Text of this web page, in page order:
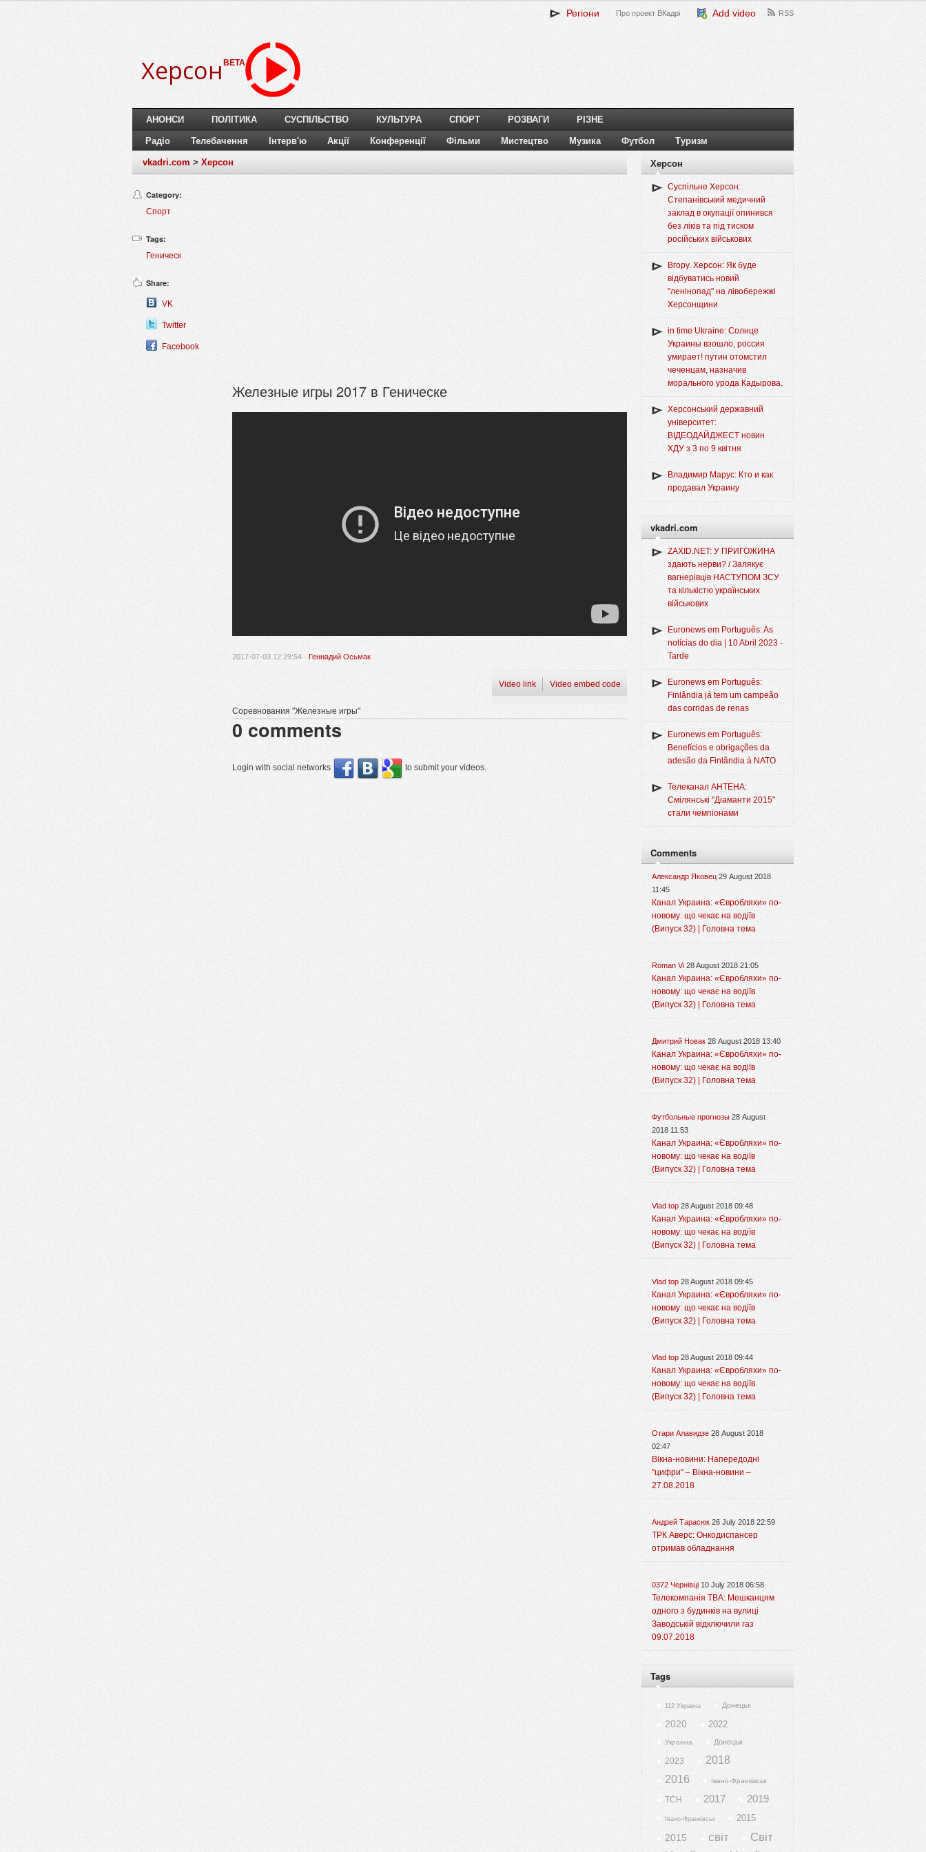
Регіони Про проект ВКадрі Add video RSS
Херсон BETA
АНОНСИ ПОЛІТИКА СУСПІЛЬСТВО КУЛЬТУРА СПОРТ РОЗВАГИ РІЗНЕ
Радіо Телебачення Інтерв'ю Акції Конференції Фільми Мистецтво Музика Футбол Туризм
vkadri.com > Херсон
Category:
Спорт
Tags:
Геническ
Share:
VK
Twitter
Facebook
Железные игры 2017 в Геническе
2017-07-03 12:29:54 · Геннадий Осьмак
Video link Video embed code
Соревнования "Железные игры"
0 comments
Login with social networks to submit your videos.
Херсон
Суспільне Херсон:
Степанівський медичний
заклад в окупації опинився
без ліків та під тиском
російських військових
Вгору. Херсон: Як буде
відбуватись новий
"ленінопад" на лівобережжі
Херсонщини
in time Ukraine: Солнце
Украины взошло, россия
умирает! путин отомстил
чеченцам, назначив
морального урода Кадырова.
Херсонський державний
університет:
ВІДЕОДАЙДЖЕСТ новин
ХДУ з 3 по 9 квітня
Владимир Марус: Кто и как
продавал Украину
vkadri.com
ZAXID.NET: У ПРИГОЖИНА
здають нерви? / Залякує
вагнерівців НАСТУПОМ ЗСУ
та кількістю українських
військових
Euronews em Português: As
notícias do dia | 10 Abril 2023 -
Tarde
Euronews em Português:
Finlândia já tem um campeão
das corridas de renas
Euronews em Português:
Benefícios e obrigações da
adesão da Finlândia à NATO
Телеканал АНТЕНА:
Смілянські "Діаманти 2015"
стали чемпіонами
Comments
Александр Яковец 29 August 2018
11:45
Канал Украина: «Євробляхи» по-
новому: що чекає на водіїв
(Випуск 32) | Головна тема
Roman Vi 28 August 2018 21:05
Канал Украина: «Євробляхи» по-
новому: що чекає на водіїв
(Випуск 32) | Головна тема
Дмитрий Новак 28 August 2018 13:40
Канал Украина: «Євробляхи» по-
новому: що чекає на водіїв
(Випуск 32) | Головна тема
Футбольные прогнозы 28 August
2018 11:53
Канал Украина: «Євробляхи» по-
новому: що чекає на водіїв
(Випуск 32) | Головна тема
Vlad top 28 August 2018 09:48
Канал Украина: «Євробляхи» по-
новому: що чекає на водіїв
(Випуск 32) | Головна тема
Vlad top 28 August 2018 09:45
Канал Украина: «Євробляхи» по-
новому: що чекає на водіїв
(Випуск 32) | Головна тема
Vlad top 28 August 2018 09:44
Канал Украина: «Євробляхи» по-
новому: що чекає на водіїв
(Випуск 32) | Головна тема
Отари Алавидзе 28 August 2018
02:47
Вікна-новини: Напередодні
"цифри" – Вікна-новини –
27.08.2018
Андрей Тарасюк 26 July 2018 22:59
ТРК Аверс: Онкодиспансер
отримав обладнання
0372 Чернівці 10 July 2018 06:58
Телекомпанія ТВА: Мешканцям
одного з будинків на вулиці
Заводській відключили газ
09.07.2018
Tags
112 Украина Донецьк
2020 2022
Украина Донецьк
2023
2018
2016
Івано-Франківськ
ТСН 2017 2019
Івано-Франківськ 2015
2015 світ Світ